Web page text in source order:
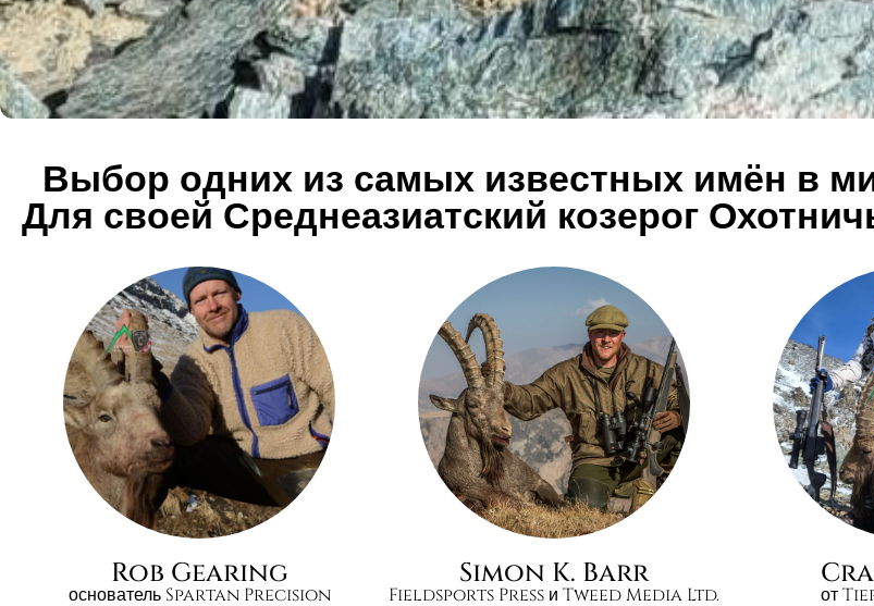
Выбор одних из самых известных имён в
Для своей Среднеазиатский козерог
Rob Gearing
основатель Spartan Precision
Simon K. Barr
Fieldsports Press и Tweed Media Ltd. от